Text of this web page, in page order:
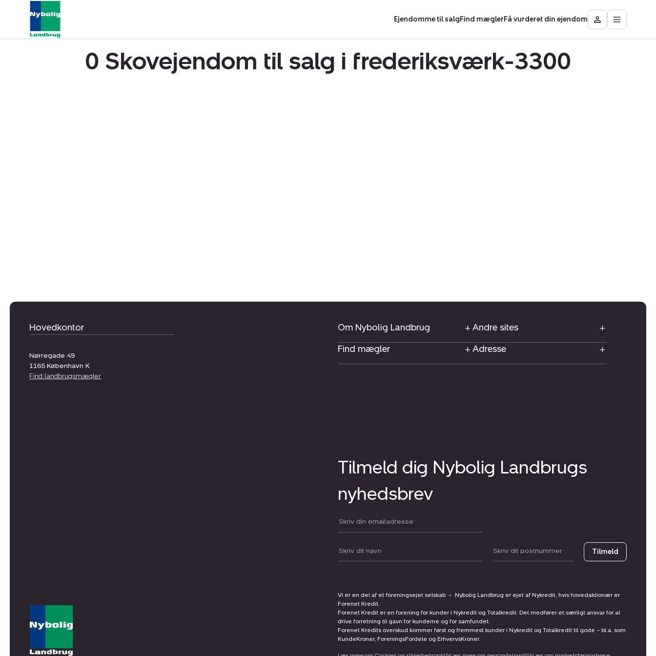
Ejendomme til salgFind mæglerFå vurderet din ejendom
Besøg
Mit
Åbn
0 Skovejendom til salg i frederiksværk-3300
Hovedkontor
Nørregade 49
1165 København K
Find landbrugsmægler
Om Nybolig Landbrug
Andre sites
Find mægler
Adresse
Tilmeld dig Nybolig Landbrugs
nyhedsbrev
Din email:
Dit navn: Postnummer Tilmeld
Vi er en del af et foreningsejet selskab – Nybolig Landbrug er ejet af Nykredit, hvis hovedaktionær er
Forenet Kredit.
Forenet Kredit er en forening for kunder i Nykredit og Totalkredit. Det medfører et særligt ansvar for at
drive forretning til gavn for kunderne og for samfundet.
Forenet Kredits overskud kommer først og fremmest kunder i Nykredit og Totalkredit til gode – bl.a. som
KundeKroner, ForeningsFordele og ErhvervsKroner.